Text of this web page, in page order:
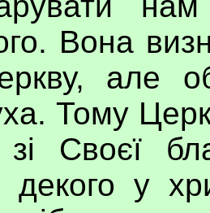
Вона
але
Тому
Своєї
декого у